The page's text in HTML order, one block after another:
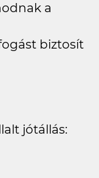
a
biztosít
jótállás: